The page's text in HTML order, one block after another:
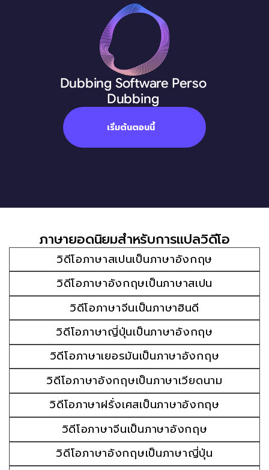
Dubbing Software Perso
Dubbing
เริ่มต้นตอนนี้
ภาษายอดนิยมสำหรับการแปลวิดีโอ
วิดีโอภาษาสเปนเป็นภาษาอังกฤษ
วิดีโอภาษาอังกฤษเป็นภาษาสเปน
วิดีโอภาษาจีนเป็นภาษาฮินดี
วิดีโอภาษาญี่ปุ่นเป็นภาษาอังกฤษ
วิดีโอภาษาเยอรมันเป็นภาษาอังกฤษ
วิดีโอภาษาอังกฤษเป็นภาษาเวียดนาม
วิดีโอภาษาฝรั่งเศสเป็นภาษาอังกฤษ
วิดีโอภาษาจีนเป็นภาษาอังกฤษ
วิดีโอภาษาอังกฤษเป็นภาษาญี่ปุ่น